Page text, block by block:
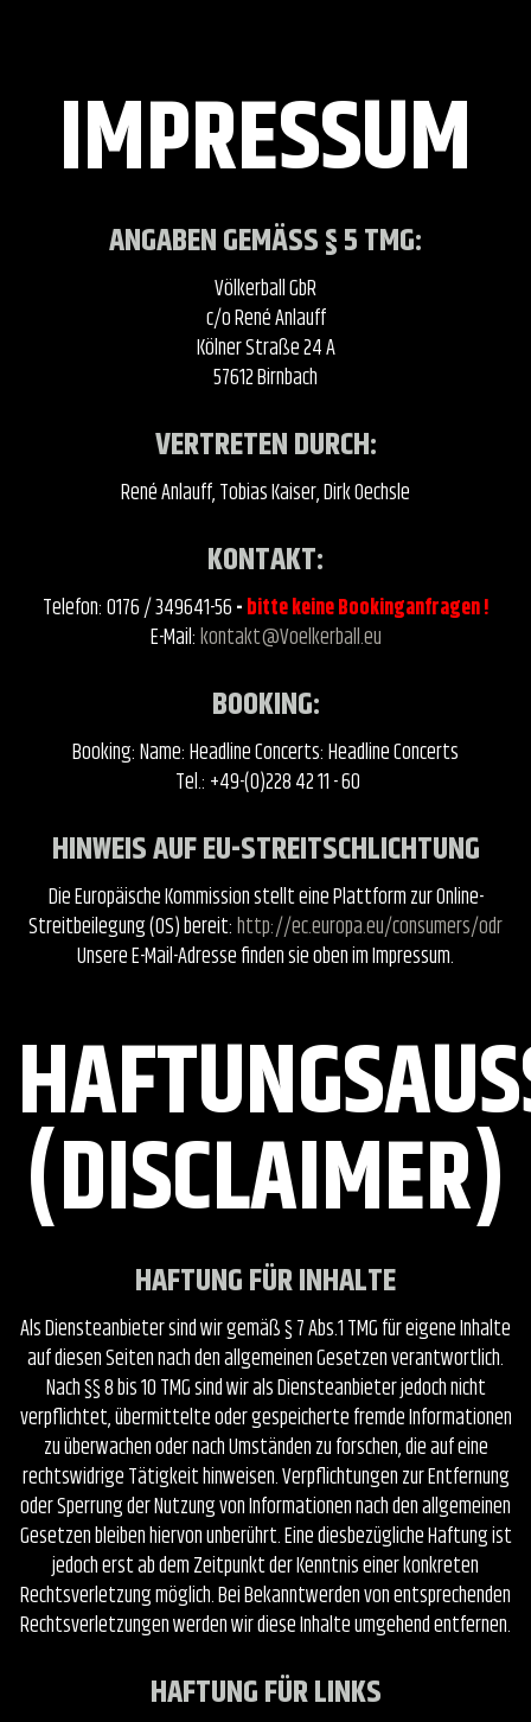
IMPRESSUM
ANGABEN GEMÄSS § 5 TMG:
Völkerball GbR
c/o René Anlauff
Kölner Straße 24 A
57612 Birnbach
VERTRETEN DURCH:
René Anlauff, Tobias Kaiser, Dirk Oechsle
KONTAKT:
Telefon: 0176 / 349641-56-bitte keine Bookinganfragen !
E-Mail:kontakt@Voelkerball.eu
BOOKING:
Booking: Name: Headline Concerts: Headline Concerts
Tel.: +49-(0)228 42 11 - 60
HINWEIS AUF EU-STREITSCHLICHTUNG
Die Europäische Kommission stellt eine Plattform zur Online-
Streitbeilegung (OS) bereit:http://ec.europa.eu/consumers/odr
Unsere E-Mail-Adresse finden sie oben im Impressum.
(DISCLAIMER)
HAFTUNG FÜR INHALTE
Als Diensteanbieter sind wir gemäß § 7 Abs.1 TMG für eigene Inhalte
auf diesen Seiten nach den allgemeinen Gesetzen verantwortlich.
Nach §§ 8 bis 10 TMG sind wir als Diensteanbieter jedoch nicht
verpflichtet, übermittelte oder gespeicherte fremde Informationen
zu überwachen oder nach Umständen zu forschen, die auf eine
rechtswidrige Tätigkeit hinweisen. Verpflichtungen zur Entfernung
oder Sperrung der Nutzung von Informationen nach den allgemeinen
Gesetzen bleiben hiervon unberührt. Eine diesbezügliche Haftung ist
jedoch erst ab dem Zeitpunkt der Kenntnis einer konkreten
Rechtsverletzung möglich. Bei Bekanntwerden von entsprechenden
Rechtsverletzungen werden wir diese Inhalte umgehend entfernen.
HAFTUNG FÜR LINKS